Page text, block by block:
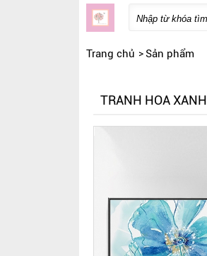
Trang chủ Sản phẩm
TRANH HOA XANH